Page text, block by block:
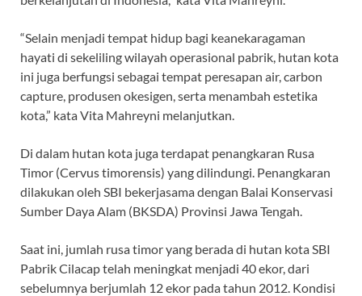
“Selain menjadi tempat hidup bagi keanekaragaman
hayati di sekeliling wilayah operasional pabrik, hutan kota
ini juga berfungsi sebagai tempat peresapan air, carbon
capture, produsen okesigen, serta menambah estetika
kota,” kata Vita Mahreyni melanjutkan.
Di dalam hutan kota juga terdapat penangkaran Rusa
Timor (Cervus timorensis) yang dilindungi. Penangkaran
dilakukan oleh SBI bekerjasama dengan Balai Konservasi
Sumber Daya Alam (BKSDA) Provinsi Jawa Tengah.
Saat ini, jumlah rusa timor yang berada di hutan kota SBI
Pabrik Cilacap telah meningkat menjadi 40 ekor, dari
sebelumnya berjumlah 12 ekor pada tahun 2012. Kondisi